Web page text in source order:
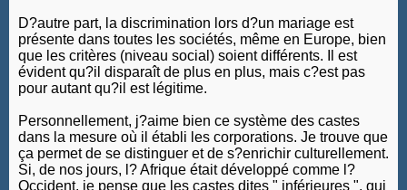
D?autre part, la discrimination lors d?un mariage est
présente dans toutes les sociétés, même en Europe, bien
que les critères (niveau social) soient différents. Il est
évident qu?il disparaît de plus en plus, mais c?est pas
pour autant qu?il est légitime.
Personnellement, j?aime bien ce système des castes
dans la mesure où il établi les corporations. Je trouve que
ça permet de se distinguer et de s?enrichir culturellement.
Si, de nos jours, l? Afrique était développé comme l?
Occident, je pense que les castes dites " inférieures ", qui